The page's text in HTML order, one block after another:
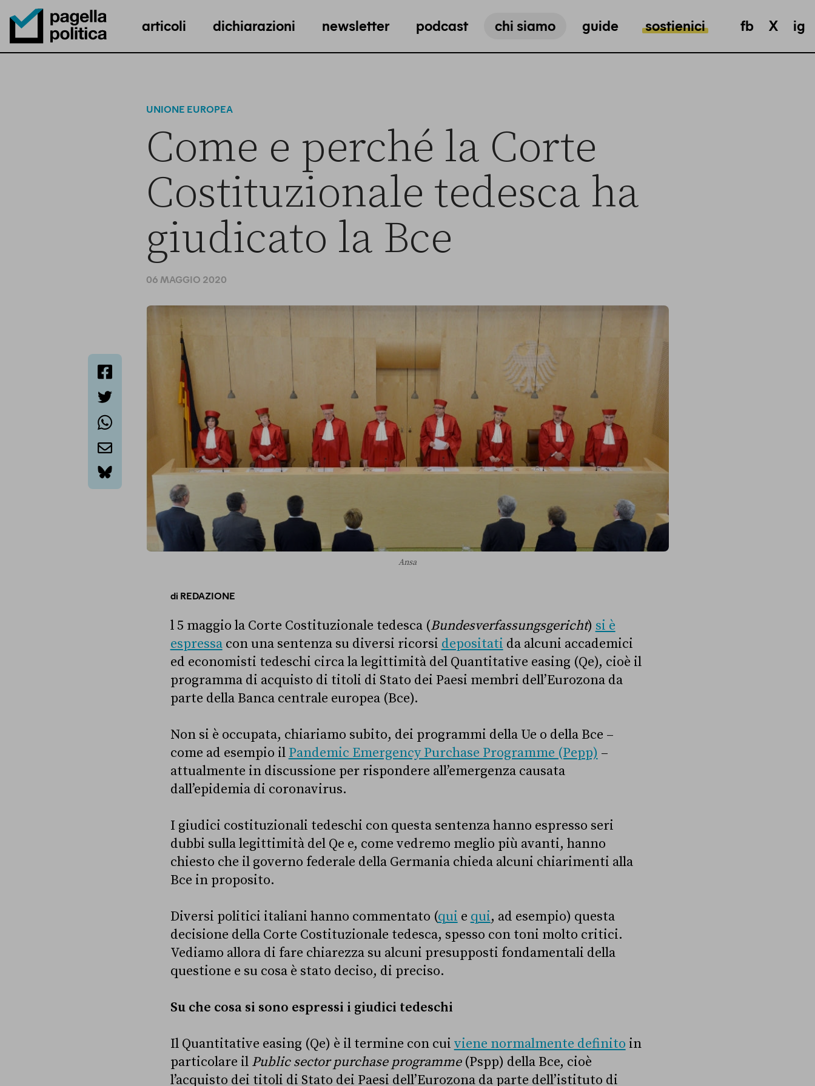
Pagella Politica Logo
articoli dichiarazioni newsletter podcast chi siamo guide sostienici fb X ig
UNIONE EUROPEA
Come e perché la Corte
Costituzionale tedesca ha
giudicato la Bce
06 MAGGIO 2020
bluesky
Ansa
di REDAZIONE
l 5 maggio la Corte Costituzionale tedesca (Bundesverfassungsgericht) si è
espressacon una sentenza su diversi ricorsi depositati da alcuni accademici
ed economisti tedeschi circa la legittimità del Quantitative easing (Qe), cioè il
programma di acquisto di titoli di Stato dei Paesi membri dell’Eurozona da
parte della Banca centrale europea (Bce).
Non si è occupata, chiariamo subito, dei programmi della Ue o della Bce –
come ad esempio il Pandemic Emergency Purchase Programme (Pepp) –
attualmente in discussione per rispondere all’emergenza causata
dall’epidemia di coronavirus.
I giudici costituzionali tedeschi con questa sentenza hanno espresso seri
dubbi sulla legittimità del Qe e, come vedremo meglio più avanti, hanno
chiesto che il governo federale della Germania chieda alcuni chiarimenti alla
Bce in proposito.
Diversi politici italiani hanno commentato (qui e qui, ad esempio) questa
decisione della Corte Costituzionale tedesca, spesso con toni molto critici.
Vediamo allora di fare chiarezza su alcuni presupposti fondamentali della
questione e su cosa è stato deciso, di preciso.
Su che cosa si sono espressi i giudici tedeschi
Il Quantitative easing (Qe) è il termine con cui viene normalmente definito in
particolare il Public sector purchase programme(Pspp) della Bce, cioè
l’acquisto dei titoli di Stato dei Paesi dell’Eurozona da parte dell’istituto di